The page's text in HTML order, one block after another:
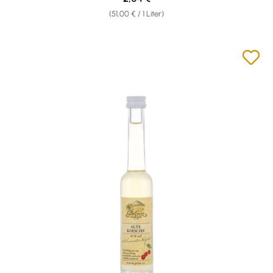
(51,00 € / 1 Liter)